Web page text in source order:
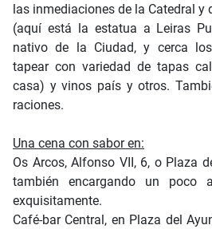
las inmediaciones de la Catedral y
(aquí está la estatua a Leiras
nativo de la Ciudad, y cerca
tapear con variedad de tapas
casa) y vinos país y otros.
raciones.
Una cena con sabor en:
Os Arcos, Alfonso VII, 6, o Plaza
también encargando un poco
exquisitamente.
Café-bar Central, en Plaza del